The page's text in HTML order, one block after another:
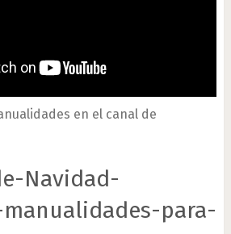
en el canal de
Navidad-
para-